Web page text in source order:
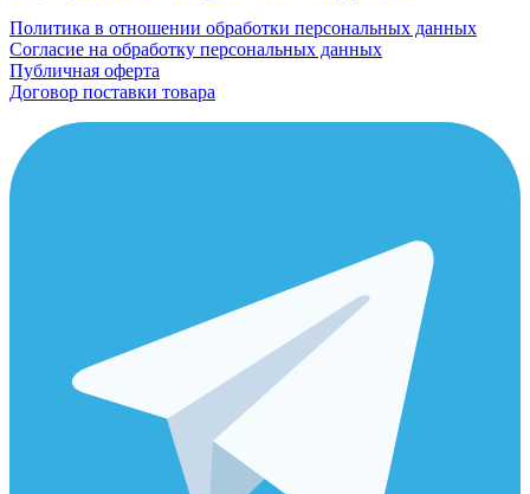
Политика в отношении обработки персональных данных
Согласие на обработку персональных данных
Публичная оферта
Договор поставки товара